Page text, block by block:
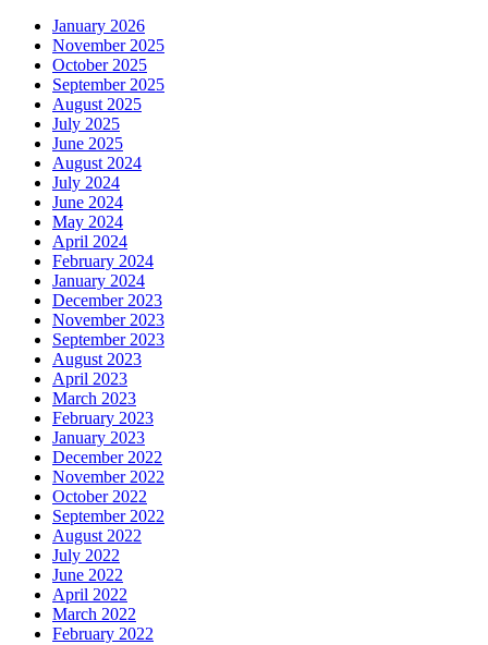
January 2026
November 2025
October 2025
September 2025
August 2025
July 2025
June 2025
August 2024
July 2024
June 2024
May 2024
April 2024
February 2024
January 2024
December 2023
November 2023
September 2023
August 2023
April 2023
March 2023
February 2023
January 2023
December 2022
November 2022
October 2022
September 2022
August 2022
July 2022
June 2022
April 2022
March 2022
February 2022